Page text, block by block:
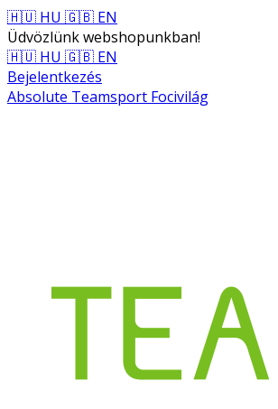
🇭🇺 HU 🇬🇧 EN
Üdvözlünk webshopunkban!
🇭🇺 HU 🇬🇧 EN
Bejelentkezés
Absolute Teamsport Focivilág